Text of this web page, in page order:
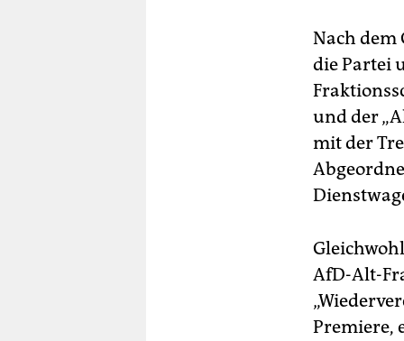
Nach dem
die Partei
und der
mit der
AfD-Alt-
Premiere,